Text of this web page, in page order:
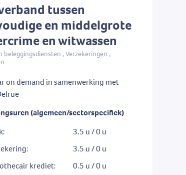
tussen
en middelgrote
en witwassen
beleggingsdiensten , Verzekeringen ,
on demand in samenwerking met
(algemeen/sectorspecifiek)
3.5 u / 0 u
3.5 u / 0 u
krediet:
0.5 u / 0 u